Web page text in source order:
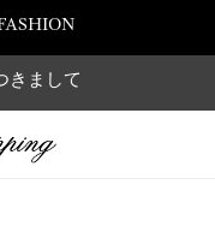
きまして